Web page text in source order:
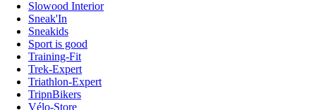
Slowood Interior
Sneak'In
Sneakids
Sport is good
Training-Fit
Trek-Expert
Triathlon-Expert
TripnBikers
Vélo-Store